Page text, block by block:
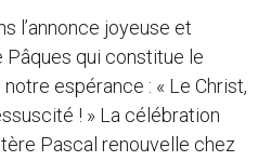
l’annonce joyeuse et
Pâques qui constitue le
espérance : « Le Christ,
! » La célébration
Pascal renouvelle chez